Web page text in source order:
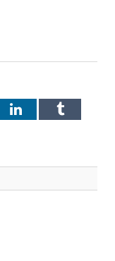
LinkedInTumblr